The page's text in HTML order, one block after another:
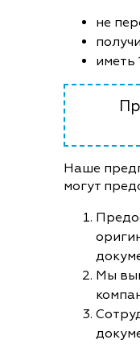
не
иметь
Наше
могут
Мы